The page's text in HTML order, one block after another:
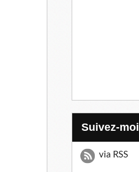
Suivez-moi
via RSS